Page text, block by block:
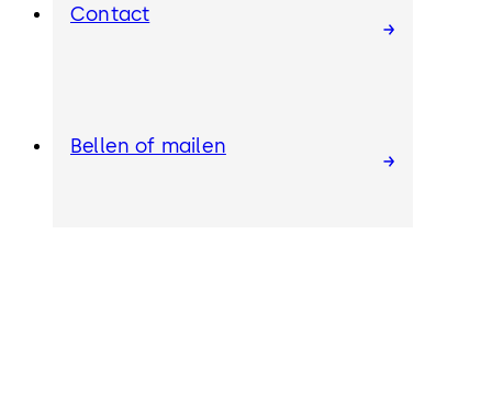
Contact
Bellen of mailen